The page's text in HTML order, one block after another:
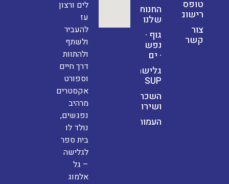
טופס
רישום
צור
קשר
החנות
שלנו
גוף ·
נפש
· ים
גלישת
SUP
השכרות
ושירותים
העמותה
לים ורצון
עז
להעביר
ולשתף
ולהתוות
דרך חיים
וספורט
אקסטרים
מרהיב
נפגשים,
נולד לו
בית ספר
לגלישה
– גל
אלמוג